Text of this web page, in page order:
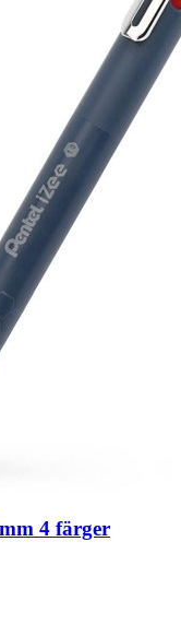
4 färger